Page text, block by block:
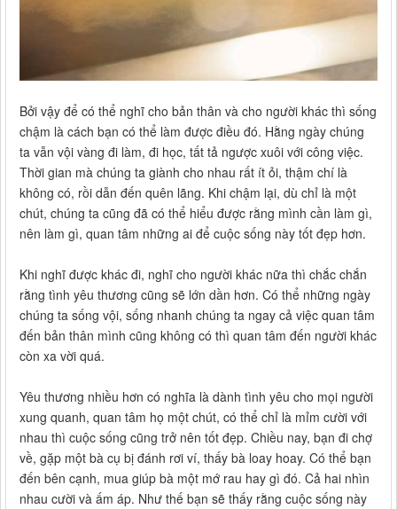
Bởi vậy để có thể nghĩ cho bản thân và cho người khác thì sống
chậm là cách bạn có thể làm được điều đó. Hằng ngày chúng
ta vẫn vội vàng đi làm, đi học, tất tả ngược xuôi với công việc.
Thời gian mà chúng ta giành cho nhau rất ít ỏi, thậm chí là
không có, rồi dẫn đến quên lãng. Khi chậm lại, dù chỉ là một
chút, chúng ta cũng đã có thể hiểu được rằng mình cần làm gì,
nên làm gì, quan tâm những ai để cuộc sống này tốt đẹp hơn.
Khi nghĩ được khác đi, nghĩ cho người khác nữa thì chắc chắn
rằng tình yêu thương cũng sẽ lớn dần hơn. Có thể những ngày
chúng ta sống vội, sống nhanh chúng ta ngay cả việc quan tâm
đến bản thân mình cũng không có thì quan tâm đến người khác
còn xa vời quá.
Yêu thương nhiều hơn có nghĩa là dành tình yêu cho mọi người
xung quanh, quan tâm họ một chút, có thể chỉ là mỉm cười với
nhau thì cuộc sống cũng trở nên tốt đẹp. Chiều nay, bạn đi chợ
về, gặp một bà cụ bị đánh rơi ví, thấy bà loay hoay. Có thể bạn
đến bên cạnh, mua giúp bà một mớ rau hay gì đó. Cả hai nhìn
nhau cười và ấm áp. Như thế bạn sẽ thấy rằng cuộc sống này